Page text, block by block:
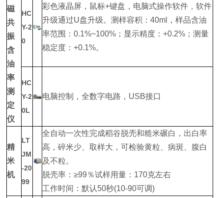
磁
共
振
含
油
率
测
定
仪
HC
Y-2
0
彩色液晶屏，鼠标+键盘，电脑式操作软件，软件
升级通过U盘升级。测样容积：40ml，样品含油
率范围：0.1%~100%；显示精度：+0.2%；测量
稳定度：+0.1%。
HC
Y-2
0L
电脑控制，全数字电路，USB接口
精
米
机
LT
JM
-20
99
全自动一次性完成稻谷脱壳和糙米碾白，出白率
高，碎米少、取样大，可检验黄粒、病斑、腹白
及不粒。
脱壳率：≥99％试样用量：170克左右
工作时间：默认50秒(10-90可调)